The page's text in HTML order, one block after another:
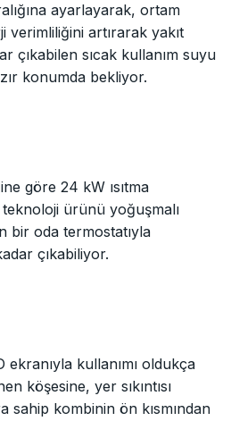
ayarlayarak, ortam
verimliliğini artırarak yakıt
çıkabilen sıcak kullanım suyu
konumda bekliyor.
göre 24 kW ısıtma
teknoloji ürünü yoğuşmalı
bir oda termostatıyla
çıkabiliyor.
kullanımı oldukça
köşesine, yer sıkıntısı
kombinin ön kısmından